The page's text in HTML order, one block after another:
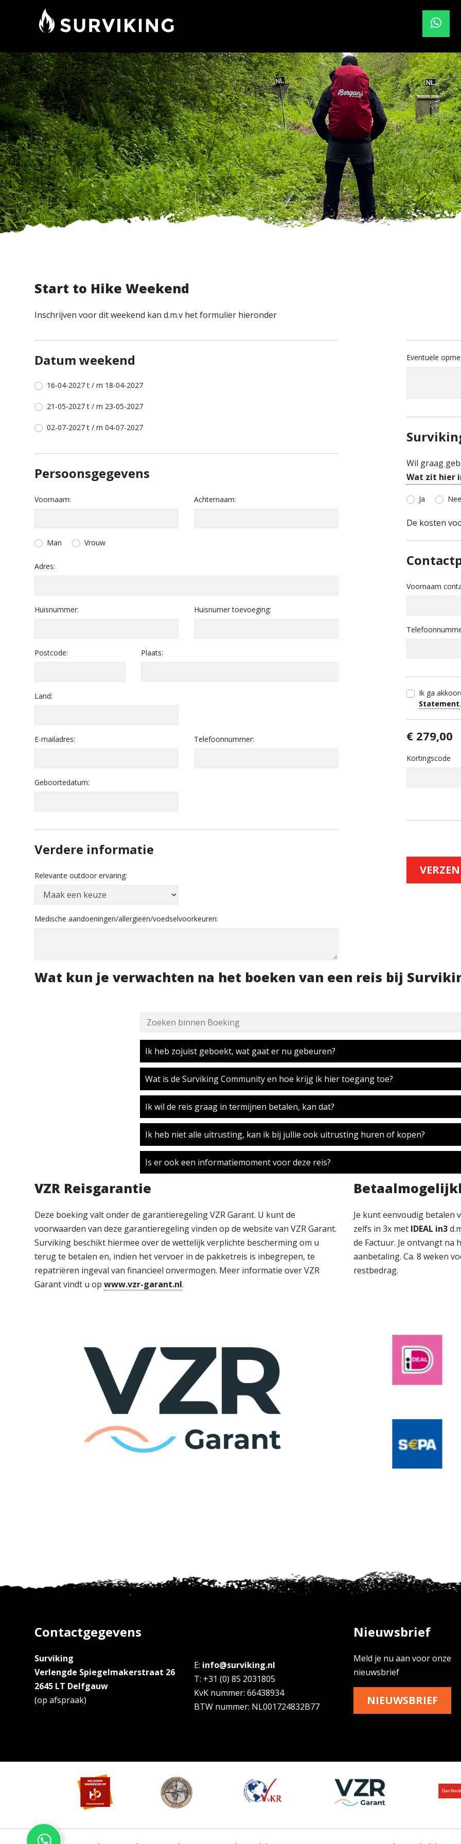
Start to Hike Weekend
Inschrijven voor dit weekend kan d.m.v het formulier hieronder
Datum weekend
16-04-2027 t / m 18-04-2027
21-05-2027 t / m 23-05-2027
02-07-2027 t / m 04-07-2027
Persoonsgegevens
Voornaam: Achternaam:
Man Vrouw
Adres:
Huisnummer: Huisnumer toevoeging:
Postcode: Plaats:
Land:
E-mailadres: Telefoonnummer:
Geboortedatum:
Verdere informatie
Relevante outdoor ervaring:
Medische aandoeningen/allergieën/voedselvoorkeuren:
Eventuele
Wil graag
Wat zit hier
Ja
De kosten
Voornaam
Ik ga
Statement.
€ 279,00
Kortingscode
Wat kun je verwachten na het boeken van een reis bij
Zoeken binnen Boeking
Ik heb zojuist geboekt, wat gaat er nu gebeuren?
Wat is de Surviking Community en hoe krijg ik hier toegang toe?
Ik wil de reis graag in termijnen betalen, kan dat?
Ik heb niet alle uitrusting, kan ik bij jullie ook uitrusting huren of kopen?
Is er ook een informatiemoment voor deze reis?
VZR Reisgarantie
Deze boeking valt onder de garantieregeling VZR Garant. U kunt de
voorwaarden van deze garantieregeling vinden op de website van VZR Garant.
Surviking beschikt hiermee over de wettelijk verplichte bescherming om u
terug te betalen en, indien het vervoer in de pakketreis is inbegrepen, te
repatriëren ingeval van financieel onvermogen. Meer informatie over VZR
Garant vindt u op www.vzr-garant.nl.
Je kunt eenvoudig betalen
zelfs in 3x met IDEAL in3
de Factuur. Je ontvangt na
aanbetaling. Ca. 8 weken
restbedrag.
Contactgegevens
Surviking
Verlengde Spiegelmakerstraat 26
2645 LT Delfgauw
(op afspraak)
E: info@surviking.nl
T: +31 (0) 85 2031805
KvK nummer: 66438934
BTW nummer: NL001724832B77
Nieuwsbrief
Meld je nu aan voor onze
nieuwsbrief
NIEUWSBRIEF